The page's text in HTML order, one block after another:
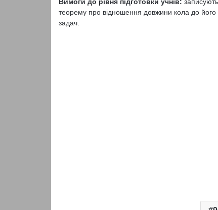
теорему про відношення довжини кола до його
задач.